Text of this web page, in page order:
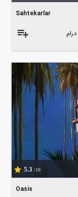
Sahtekarlar
درام
5.3 /10
Oasis